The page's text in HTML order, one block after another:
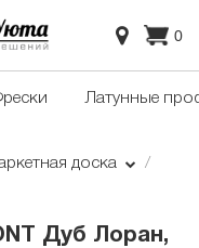
0
Латунные
доска
Дуб Лоран,